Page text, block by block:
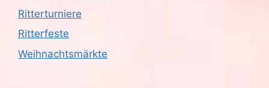
Ritterturniere
Ritterfeste
Weihnachtsmärkte